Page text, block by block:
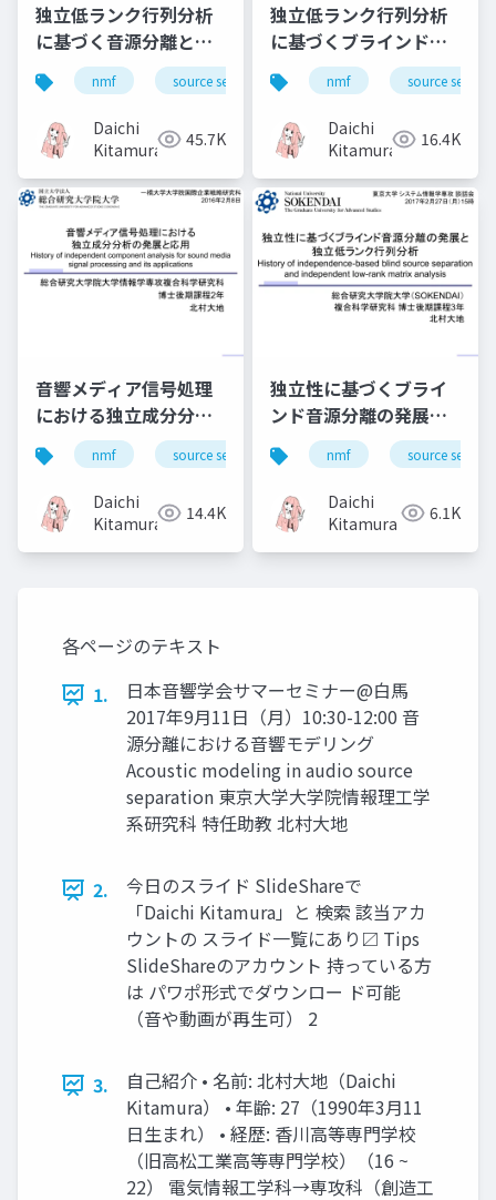
独立低ランク行列分析
に基づく音源分離とそ
の発展（Audio source
separation based on
independent low-
rank matrix analysis
and its extensions）
nmf source separation music bss
Daichi
Kitamura
45.7K
独立低ランク行列分析
に基づくブラインド音
源分離（Blind source
separation based on
independent low-
rank matrix
analysis）
nmf source
Daichi
Kitamura
16.4K
音響メディア信号処理
における独立成分分析
の発展と応用, History
of independent
component analysis
for sound media
signal processing
nmf source separation bss ica
Daichi
Kitamura
14.4K
独立性に基づくブライ
ンド音源分離の発展と
独立低ランク行列分析
History of
independence-based
blind source
separation and
nmf source
Daichi
Kitamura
6.1K
各ページのテキスト
1.
日本音響学会サマーセミナー@白馬
2017年9月11日（月）10:30-12:00 音
源分離における音響モデリング
Acoustic modeling in audio source
separation 東京大学大学院情報理工学
系研究科 特任助教 北村大地
2.
今日のスライド SlideShareで
「Daichi Kitamura」と 検索 該当アカ
ウントの スライド一覧にあり〼 Tips
SlideShareのアカウント 持っている方
は パワポ形式でダウンロー ド可能
（音や動画が再生可） 2
3.
自己紹介 • 名前: 北村大地（Daichi
Kitamura） • 年齢: 27（1990年3月11
日生まれ） • 経歴: 香川高等専門学校
（旧高松工業高等専門学校）（16 ~
22） 電気情報工学科→専攻科（創造工